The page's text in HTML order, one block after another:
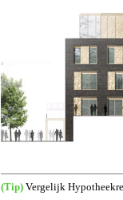
(Tip) Vergelijk